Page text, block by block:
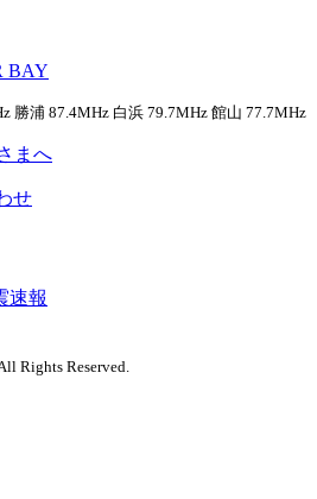
勝浦 87.4MHz 白浜 79.7MHz 館山 77.7MHz
まへ
せ
速報
Rights Reserved.